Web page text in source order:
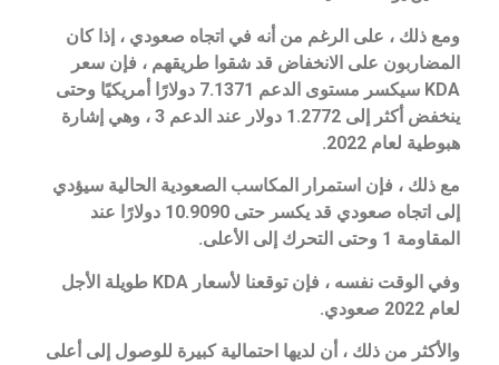
ومع ذلك ، على الرغم من أنه في اتجاه صعودي ، إذا كان
المضاربون على الانخفاض قد شقوا طريقهم ، فإن سعر
KDA سيكسر مستوى الدعم 7.1371 دولارًا أمريكيًا وحتى
ينخفض أكثر إلى 1.2772 دولار عند الدعم 3 ، وهي إشارة
هبوطية لعام 2022.
مع ذلك ، فإن استمرار المكاسب الصعودية الحالية سيؤدي
إلى اتجاه صعودي قد يكسر حتى 10.9090 دولارًا عند
المقاومة 1 وحتى التحرك إلى الأعلى.
وفي الوقت نفسه ، فإن توقعنا لأسعار KDA طويلة الأجل
لعام 2022 صعودي.
والأكثر من ذلك ، أن لديها احتمالية كبيرة للوصول إلى أعلى